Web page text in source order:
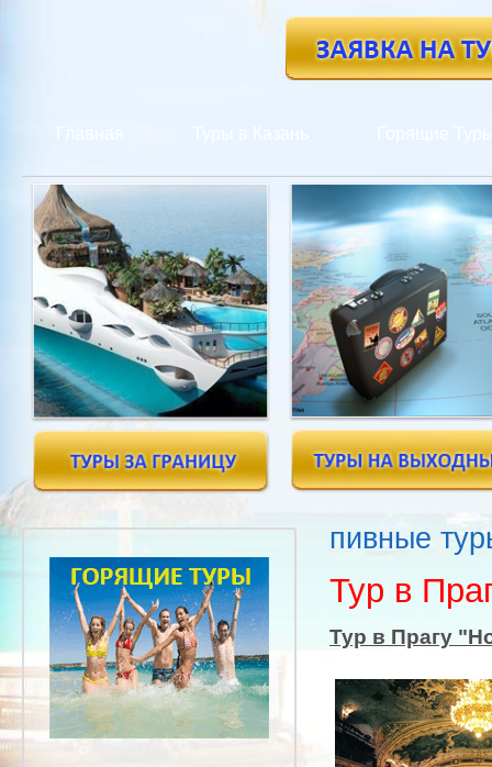
пивные
Тур в
Тур в Прагу